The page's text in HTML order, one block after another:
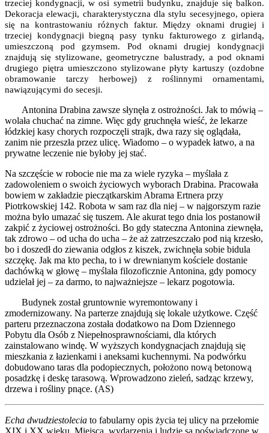
trzeciej kondygnacji, w osi symetrii budynku, znajduje się balkon.
Dekoracja elewacji, charakterystyczna dla stylu secesyjnego, opiera
się na kontrastowaniu różnych faktur. Między oknami drugiej i
trzeciej kondygnacji biegną pasy tynku fakturowego z girlandą,
umieszczoną pod gzymsem. Pod oknami drugiej kondygnacji
znajdują się stylizowane, geometryczne balustrady, a pod oknami
drugiego piętra umieszczono stylizowane płyty kartuszy (ozdobne
obramowanie tarczy herbowej) z roślinnymi ornamentami,
nawiązującymi do secesji.
Antonina Drabina zawsze słynęła z ostrożności. Jak to mówią –
wolała chuchać na zimne. Więc gdy gruchnęła wieść, że lekarze
łódzkiej kasy chorych rozpoczęli strajk, dwa razy się oglądała,
zanim nie przeszła przez ulicę. Wiadomo – o wypadek łatwo, a na
prywatne leczenie nie byłoby jej stać.
Na szczęście w robocie nie ma za wiele ryzyka – myślała z
zadowoleniem o swoich życiowych wyborach Drabina. Pracowała
bowiem w zakładzie pieczątkarskim Abrama Ertnera przy
Piotrkowskiej 142. Robota w sam raz dla niej – w najgorszym razie
można było umazać się tuszem. Ale akurat tego dnia los postanowił
zakpić z życiowej ostrożności. Bo gdy stateczna Antonina ziewnęła,
tak zdrowo – od ucha do ucha – że aż zatrzeszczało pod nią krzesło,
bo i doszedł do ziewania odgłos z kiszek, zwichnęła sobie bidula
szczękę. Jak ma kto pecha, to i w drewnianym kościele dostanie
dachówką w głowę – myślała filozoficznie Antonina, gdy pomocy
udzielał jej – za darmo, to najważniejsze – lekarz pogotowia.
Budynek został gruntownie wyremontowany i
zmodernizowany. Na parterze znajdują się lokale użytkowe. Część
parteru przeznaczona została dodatkowo na Dom Dziennego
Pobytu dla Osób z Niepełnosprawnościami, dla których
zainstalowano windę. W wyższych kondygnacjach znajdują się
mieszkania z łazienkami i aneksami kuchennymi. Na podwórku
dobudowano taras dla podopiecznych, położono nową betonową
posadzkę i deskę tarasową. Wprowadzono zieleń, sadząc krzewy,
drzewa i rośliny pnące. (AS)
Echa dwudziestolecia to fabularny opis życia tej ulicy na przełomie
XIX i XX wieku. Miejsca, wydarzenia i ludzie są poświadczone w